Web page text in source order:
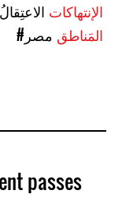
#مصر
passes